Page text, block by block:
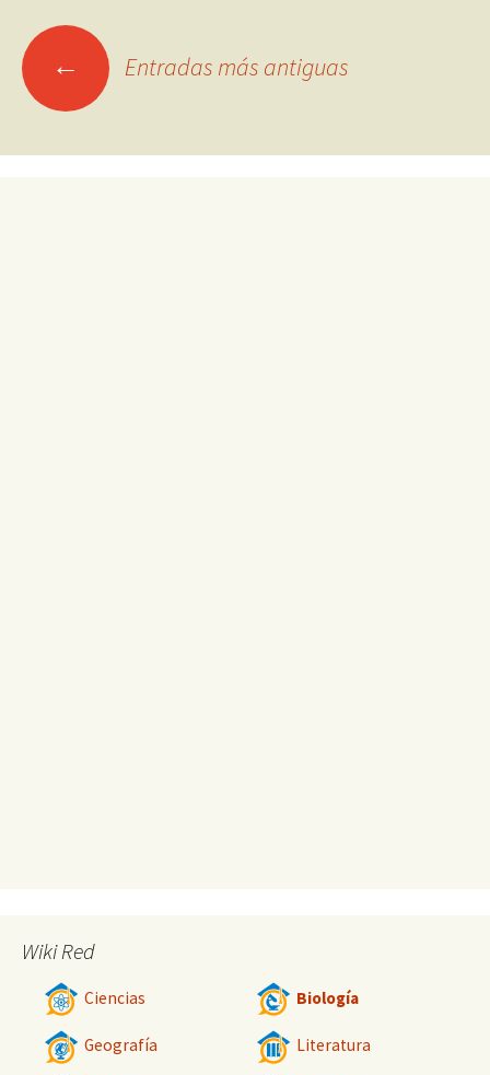
Ir ← Entradas más antiguas
Wiki Red
Ciencias Biología
Geografía Literatura